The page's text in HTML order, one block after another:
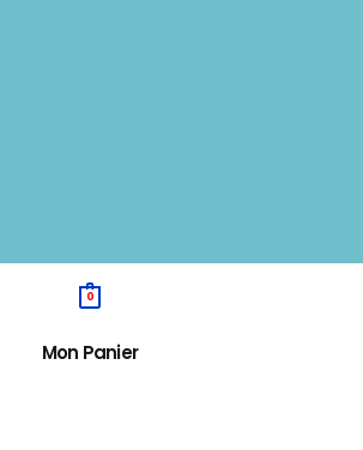
0
Mon Panier